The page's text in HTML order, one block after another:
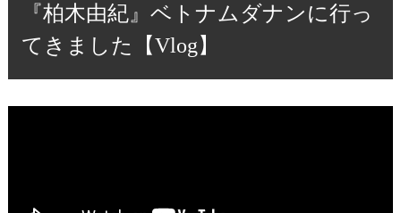
『柏木由紀』ベトナムダナンに行っ
てきました【Vlog】